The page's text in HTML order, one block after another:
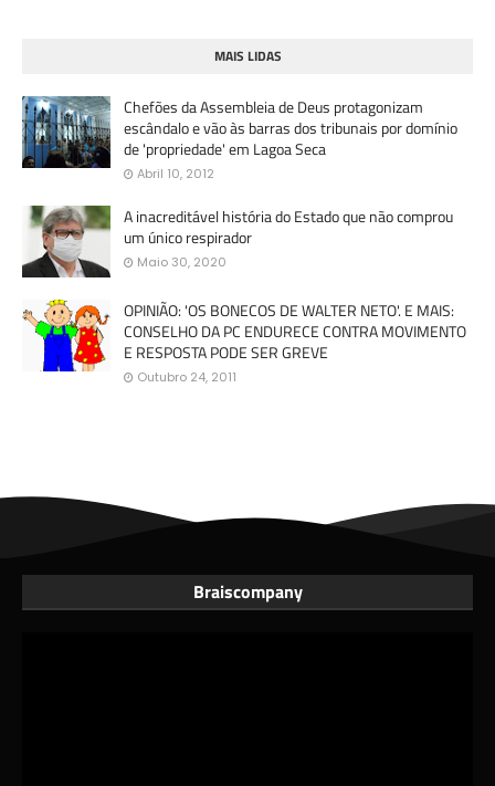
MAIS LIDAS
Chefões da Assembleia de Deus protagonizam
escândalo e vão às barras dos tribunais por domínio
de 'propriedade' em Lagoa Seca
Abril 10, 2012
A inacreditável história do Estado que não comprou
um único respirador
Maio 30, 2020
OPINIÃO: 'OS BONECOS DE WALTER NETO'. E MAIS:
CONSELHO DA PC ENDURECE CONTRA MOVIMENTO
E RESPOSTA PODE SER GREVE
Outubro 24, 2011
Braiscompany